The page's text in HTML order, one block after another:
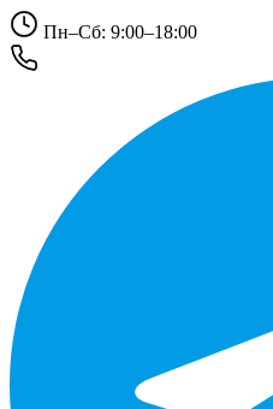
Пн–Сб: 9:00–18:00